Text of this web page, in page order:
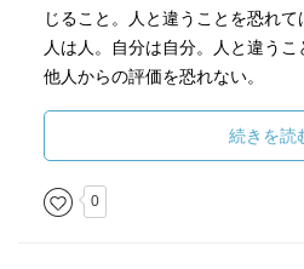
じること。人と違うことを恐れて
人は人。自分は自分。人と違うこ
他人からの評価を恐れない。
自分で決められない人をやめる
人任せな人生を歩まない
日常の些細な出来事も自分で決
続きを読
0